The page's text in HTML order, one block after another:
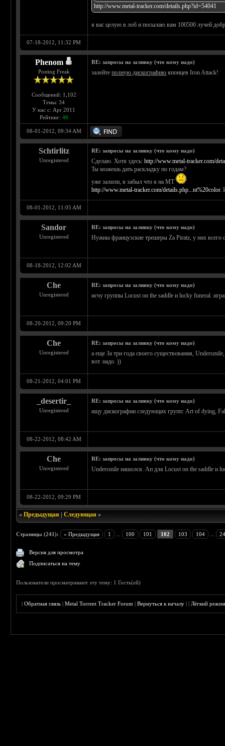
http://www.metal-tracker.com/details.php?id=54041
я вас целую в лоб и посылаю вам 100500 лучей
07-18-2012, 11:32 PM
Phenom
Posting Freak
Сообщений: 1,102
Темы: 34
У нас с: Apr 2011
Рейтинг: 40
RE: запросы на заливку (что кому надо)
залейтеполную дискографию японцев Iron Attack!
08-01-2012, 09:34 AM
Schtirlitz
Unregistered
RE: запросы на заливку (что кому надо)
Сделаю. Хотя здесь:http://www.metal-tracker.com/
Ты можешь дать раскладку по годам?
уже залили, я забыл что я на МТ
http://www.metal-tracker.com/details.php...nt%20color.
08-01-2012, 11:05 AM
Sandor
Unregistered
RE: запросы на заливку (что кому надо)
Нужны французские трешеры Za Piratz, у них
08-18-2012, 12:02 AM
Che
Unregistered
RE: запросы на заливку (что кому надо)
исчу группы Locust on the saddle и lucky funeral.
08-20-2012, 09:20 PM
Che
Unregistered
RE: запросы на заливку (что кому надо)
а еще За три года своего существования,
вот. надо. ))
08-21-2012, 04:01 PM
_desertir_
Unregistered
RE: запросы на заливку (что кому надо)
ищу дискографии следующих групп: Art of dying,
08-22-2012, 08:42 AM
Che
Unregistered
RE: запросы на заливку (что кому надо)
Undersmile нашолся. Ап для Locust on the saddle и
08-22-2012, 09:29 PM
«Предыдущая |Следующая »
Страницы (241): « Предыдущая 1 100 101 102 103 104
Версия для просмотра
Подписаться на тему
Пользователи просматривают эту тему: 1 Гость(ей)
|Обратная связь |Metal Torrent Tracker Forum |Вернуться к началу ||Лёгкий